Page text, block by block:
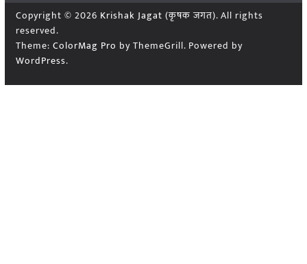
Copyright © 2026 Krishak Jagat (कृषक जगत). All rights
reserved.
Theme: ColorMag Pro by ThemeGrill. Powered by
WordPress.